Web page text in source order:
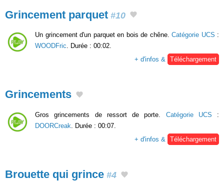
Grincement parquet #10
Un grincement d'un parquet en bois de chêne. Catégorie UCS :
WOODFric. Durée : 00:02.
+ d'infos & Téléchargement
Grincements
Gros grincements de ressort de porte. Catégorie UCS :
DOORCreak . Durée : 00:07.
+ d'infos &
Téléchargement
Brouette qui grince #4